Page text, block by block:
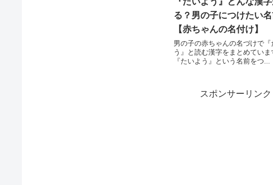
る？男の子につけたい
【赤ちゃんの名付け】
男の子の赤ちゃんの名づけで『
う』と読む漢字をまとめていま
『たいよう』という名前をつ...
スポンサーリンク